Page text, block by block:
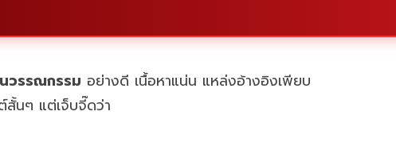
วรรณกรรม อย่างดี เนื้อหาแน่น แหล่งอ้างอิงเพียบ
สั้นๆ แต่เจ็บจี๊ดว่า